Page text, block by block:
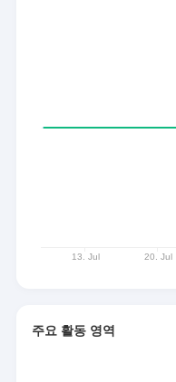
주요 활동 영역